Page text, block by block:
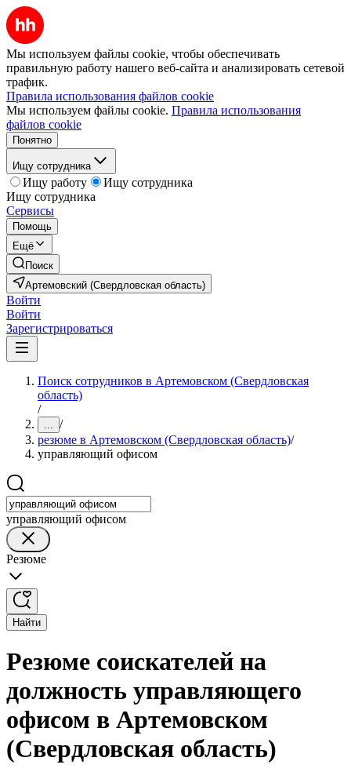
Мы используем файлы cookie, чтобы обеспечивать
правильную работу нашего веб-сайта и анализировать сетевой
трафик.
Правила использования файлов cookie
Мы используем файлы cookie. Правила использования
файлов cookie
Понятно
Ищу сотрудника
Ищу работу
Ищу сотрудника
Ищу сотрудника
Сервисы
Помощь
Ещё
Поиск
Артемовский (Свердловская область)
Войти
Войти
Зарегистрироваться
Поиск сотрудников в Артемовском (Свердловская
область)
/
... /
резюме в Артемовском (Свердловская область)/
управляющий офисом
управляющий офисом
Резюме
Найти
Резюме соискателей на
должность управляющего
офисом в Артемовском
(Свердловская область)